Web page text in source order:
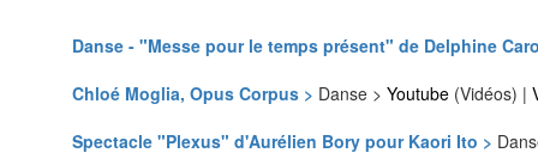
Danse - "Messe pour le temps présent" de Delphine
Chloé Moglia, Opus Corpus > Danse > Youtube (Vidéos) |
Spectacle "Plexus" d'Aurélien Bory pour Kaori Ito >